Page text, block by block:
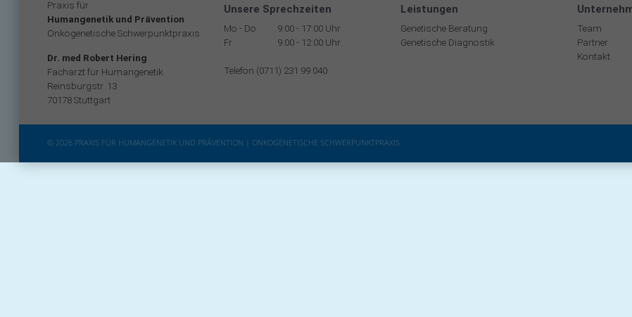
Praxis für
Humangenetik und Prävention
Onkogenetische Schwerpunktpraxis
Dr. med Robert Hering
Facharzt für Humangenetik
Reinsburgstr. 13
70178 Stuttgart
Unsere Sprechzeiten
Mo - Do
9:00 - 17:00 Uhr
Fr
9:00 - 12:00 Uhr
Telefon (0711) 231 99 040
Leistungen
Genetische Beratung
Genetische Diagnostik
Team
Partner
Kontakt
© 2026 PRAXIS FÜR HUMANGENETIK UND PRÄVENTION | ONKOGENETISCHE SCHWERPUNKTPRAXIS